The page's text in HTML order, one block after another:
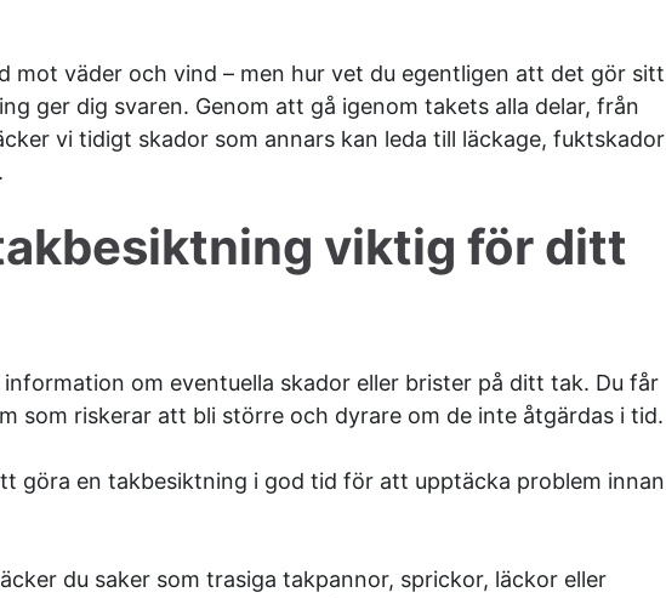
mot väder och vind – men hur vet du egentligen att det gör sitt
ger dig svaren. Genom att gå igenom takets alla delar, från
vi tidigt skador som annars kan leda till läckage, fuktskador
viktig för ditt
om eventuella skador eller brister på ditt tak. Du får
som riskerar att bli större och dyrare om de inte åtgärdas i tid.
göra en takbesiktning i god tid för att upptäcka problem innan
du saker som trasiga takpannor, sprickor, läckor eller